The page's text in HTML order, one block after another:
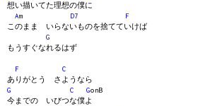
想い描いてた理想の僕に
Am
D7
F
このまま いらないものを捨てていけば
G
もうすぐなれるはず
F
C
ありがとう さようなら
G
C GonB
今までの いびつな僕よ